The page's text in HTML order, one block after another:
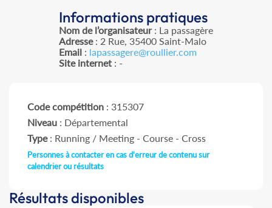
Informations pratiques
Nom de l’organisateur: La passagère
Adresse: 2 Rue, 35400 Saint-Malo
Email : lapassagere@roullier.com
Site internet : -
Code compétition : 315307
Niveau : Départemental
Type: Running / Meeting - Course - Cross
Personnes à contacter en cas d'erreur de contenu sur
calendrier ou résultats
Résultats disponibles